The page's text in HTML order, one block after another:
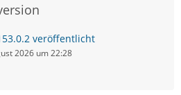
veröffentlicht
2026 um 22:28